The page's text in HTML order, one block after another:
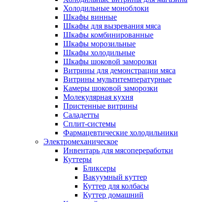
Холодильные моноблоки
Шкафы винные
Шкафы для вызревания мяса
Шкафы комбинированные
Шкафы морозильные
Шкафы холодильные
Шкафы шоковой заморозки
Витрины для демонстрации мяса
Витрины мультитемпературные
Камеры шоковой заморозки
Молекулярная кухня
Пристенные витрины
Саладетты
Сплит-системы
Фармацевтические холодильники
Электромеханическое
Инвентарь для мясопереработки
Куттеры
Бликсеры
Вакуумный куттер
Куттер для колбасы
Куттер домашний